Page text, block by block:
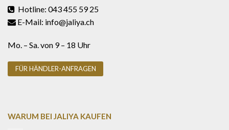
Hotline: 043 455 59 25
E-Mail: info@jaliya.ch
Mo. – Sa. von 9 – 18 Uhr
FÜR HÄNDLER-ANFRAGEN
WARUM BEI JALIYA KAUFEN